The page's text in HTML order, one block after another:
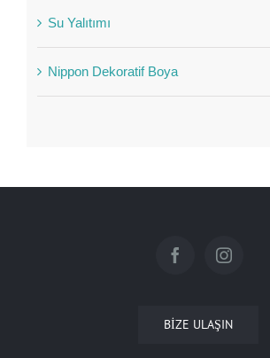
Su Yalıtımı
Nippon Dekoratif Boya
BIZE ULAŞIN